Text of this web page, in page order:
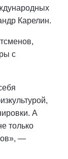
Карелин.
с
А
только
—